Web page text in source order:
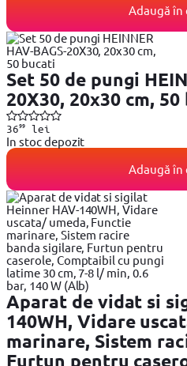
Adaugă în
Set 50 de pungi
20X30, 20x30 cm,
3699lei
In stoc depozit
Adaugă în
Aparat de vidat si
140WH, Vidare
marinare, Sistem
Furtun pentru